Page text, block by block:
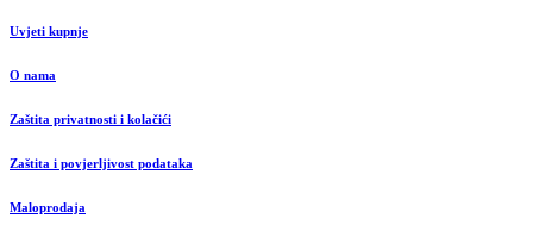
Uvjeti kupnje
O nama
Zaštita privatnosti i kolačići
Zaštita i povjerljivost podataka
Maloprodaja